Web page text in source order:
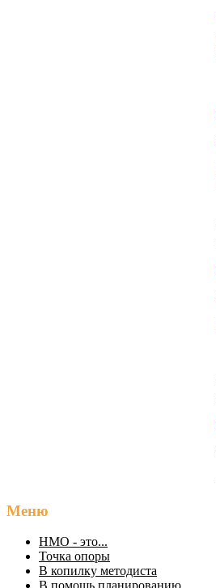
Меню
НМО - это...
Точка опоры
В копилку методиста